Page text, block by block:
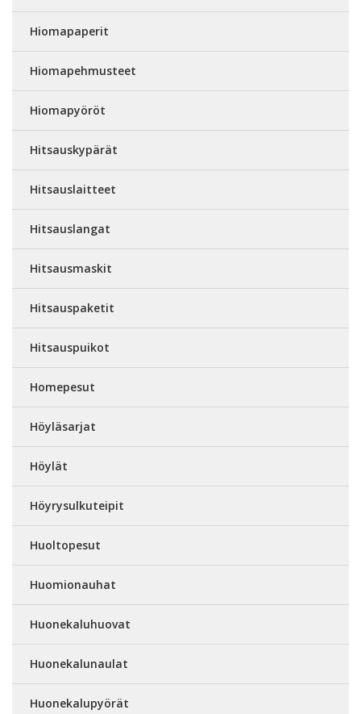
Hiomapaperit
Hiomapehmusteet
Hiomapyöröt
Hitsauskypärät
Hitsauslaitteet
Hitsauslangat
Hitsausmaskit
Hitsauspaketit
Hitsauspuikot
Homepesut
Höyläsarjat
Höylät
Höyrysulkuteipit
Huoltopesut
Huomionauhat
Huonekaluhuovat
Huonekalunaulat
Huonekalupyörät